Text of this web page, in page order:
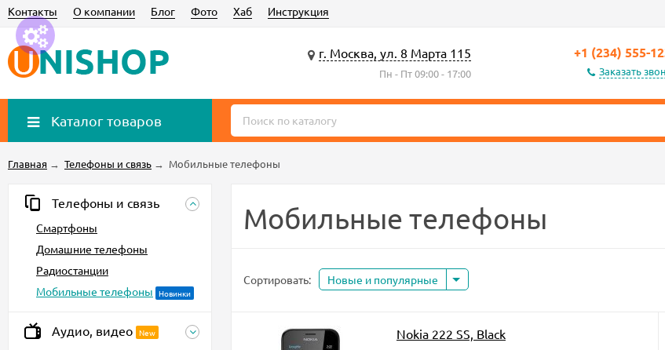
Контакты О компании Блог Фото Хаб Инструкция
г. Москва, ул. 8 Марта 115
Пн - Пт 09:00 - 17:00
+1 (234) 555-
Заказать
Каталог товаров
Главная → Телефоны и связь → Мобильные телефоны
Телефоны и связь
Смартфоны
Домашние телефоны
Радиостанции
Мобильные телефоны Новинки
Аудио, видео New
Мобильные телефоны
Сортировать: Новые и популярные
Nokia 222 SS, Black